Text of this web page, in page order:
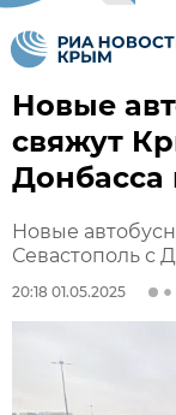
Новые
свяжут
Донбасса
Новые
Севастополь с
20:18 01.05.2025